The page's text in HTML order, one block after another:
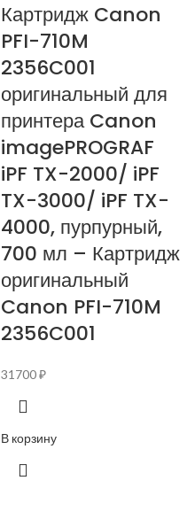
Картридж Canon
PFI-710M
2356C001
оригинальный для
принтера Canon
imagePROGRAF
iPF TX-2000/ iPF
TX-3000/ iPF TX-
4000, пурпурный,
700 мл – Картридж
оригинальный
Canon PFI-710M
2356C001
31700₽
В корзину